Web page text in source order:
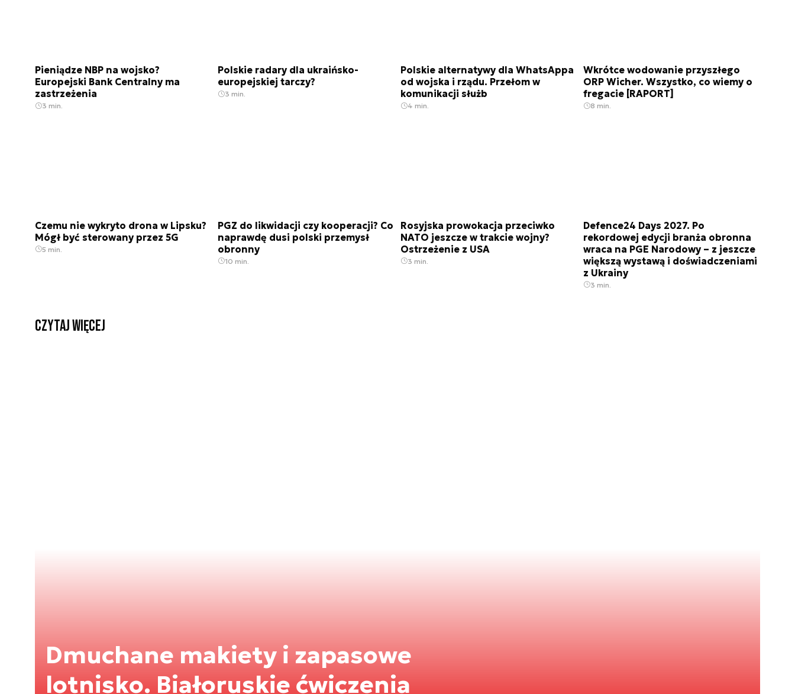
Pieniądze NBP na wojsko?
Europejski Bank Centralny ma
zastrzeżenia
3 min.
Polskie radary dla ukraińsko-
europejskiej tarczy?
3 min.
Polskie alternatywy dla WhatsAppa
od wojska i rządu. Przełom w
komunikacji służb
4 min.
Wkrótce wodowanie przyszłego
ORP Wicher. Wszystko, co wiemy o
fregacie [RAPORT]
8 min.
Czemu nie wykryto drona w Lipsku?
Mógł być sterowany przez 5G
5 min.
PGZ do likwidacji czy kooperacji? Co
naprawdę dusi polski przemysł
obronny
10 min.
Rosyjska prowokacja przeciwko
NATO jeszcze w trakcie wojny?
Ostrzeżenie z USA
3 min.
Defence24 Days 2027. Po
rekordowej edycji branża obronna
wraca na PGE Narodowy – z jeszcze
większą wystawą i doświadczeniami
z Ukrainy
3 min.
czytaj więcej
Dmuchane makiety i zapasowe
lotnisko. Białoruskie ćwiczenia